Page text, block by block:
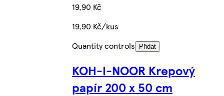
19,90 Kč
19,90 Kč/kus
Quantity controls
Přidat
KOH-I-NOOR Krepový
papír 200 x 50 cm